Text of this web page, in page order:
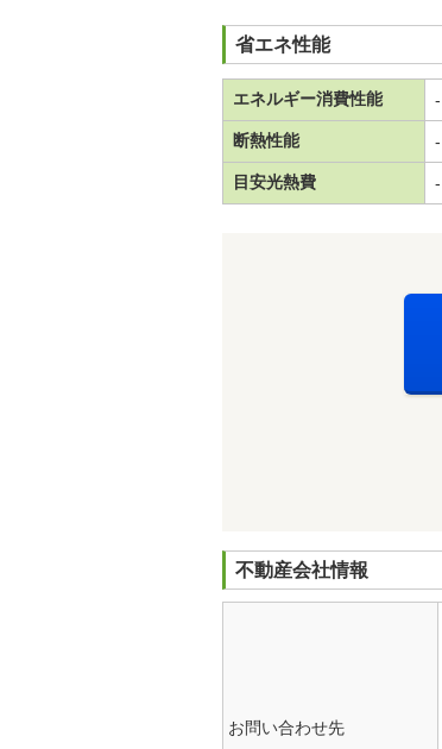
省エネ性能
エネルギー消費性能 -
断熱性能 -
目安光熱費 -
不動産会社情報
お問い合わせ先